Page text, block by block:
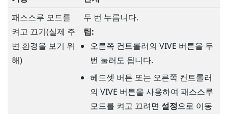
패스스루 모드를
켜고 끄기(실제 주
변 환경을 보기 위
해)
두 번 누릅니다.
팁:
오른쪽 컨트롤러의 VIVE 버튼을 두
번 눌러도 됩니다.
헤드셋 버튼 또는 오른쪽 컨트롤러
의 VIVE 버튼을 사용하여 패스스루
모드를 켜고 끄려면 설정으로 이동